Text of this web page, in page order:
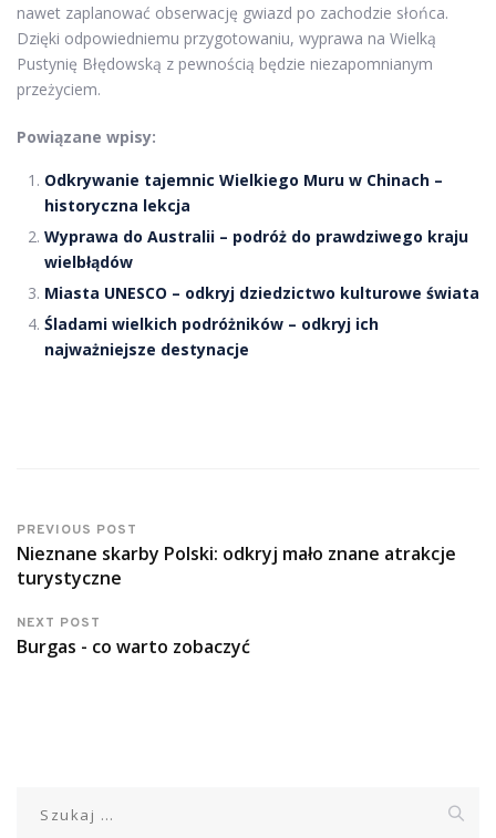
nawet zaplanować obserwację gwiazd po zachodzie słońca.
Dzięki odpowiedniemu przygotowaniu, wyprawa na Wielką
Pustynię Błędowską z pewnością będzie niezapomnianym
przeżyciem.
Powiązane wpisy:
Odkrywanie tajemnic Wielkiego Muru w Chinach –
historyczna lekcja
Wyprawa do Australii – podróż do prawdziwego kraju
wielbłądów
Miasta UNESCO – odkryj dziedzictwo kulturowe świata
Śladami wielkich podróżników – odkryj ich
najważniejsze destynacje
PREVIOUS POST
Nieznane skarby Polski: odkryj mało znane atrakcje
turystyczne
NEXT POST
Burgas - co warto zobaczyć